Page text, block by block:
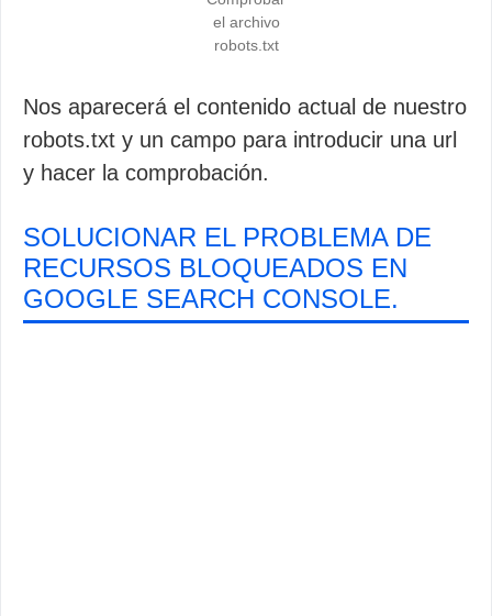
el archivo
robots.txt
Nos aparecerá el contenido actual de nuestro
robots.txt y un campo para introducir una url
y hacer la comprobación.
SOLUCIONAR EL PROBLEMA DE
RECURSOS BLOQUEADOS EN
GOOGLE SEARCH CONSOLE.